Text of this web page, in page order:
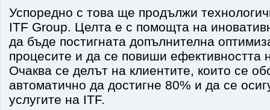
Успоредно с това ще продължи
ITF Group. Целта е с помощта на
да бъде постигната допълнителна
процесите и да се повиши ефективността
Очаква се делът на клиентите, които се
автоматично да достигне 80% и да се
услугите на ITF.